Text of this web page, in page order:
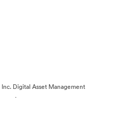
Digital Asset Management
·